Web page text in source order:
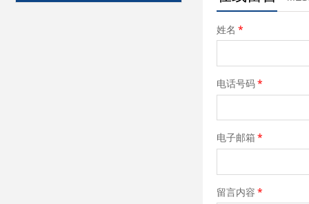
姓名 *
电话号码*
电子邮箱 *
留言内容 *